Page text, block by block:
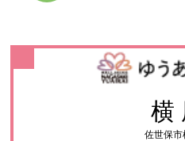
横
佐世保